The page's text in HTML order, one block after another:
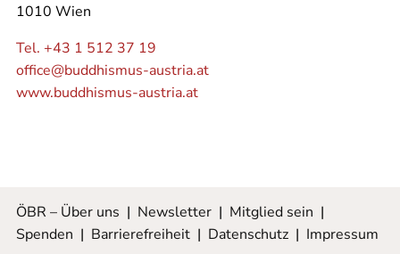
1010 Wien
Tel. +43 1 512 37 19
office@buddhismus-austria.at
www.buddhismus-austria.at
ÖBR – Über uns | Newsletter| Mitglied sein |
Spenden | Barrierefreiheit| Datenschutz| Impressum